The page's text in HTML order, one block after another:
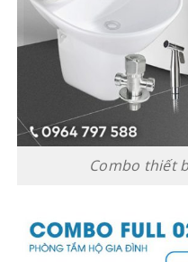
Combo thiết